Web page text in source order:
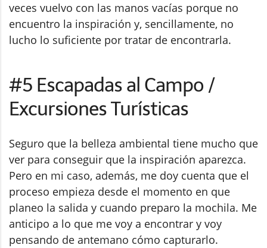
veces vuelvo con las manos vacías porque no
encuentro la inspiración y, sencillamente, no
lucho lo suficiente por tratar de encontrarla.
#5 Escapadas al Campo /
Excursiones Turísticas
Seguro que la belleza ambiental tiene mucho que
ver para conseguir que la inspiración aparezca.
Pero en mi caso, además, me doy cuenta que el
proceso empieza desde el momento en que
planeo la salida y cuando preparo la mochila. Me
anticipo a lo que me voy a encontrar y voy
pensando de antemano cómo capturarlo.